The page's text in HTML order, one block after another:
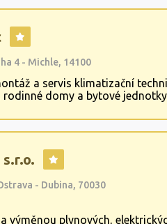
4 - Michle, 14100
a servis klimatizační
rodinné domy a bytové
kotlů, servis
montáž kondenzačních kotlů,
- Dubina, 70030
výměnou plynových,